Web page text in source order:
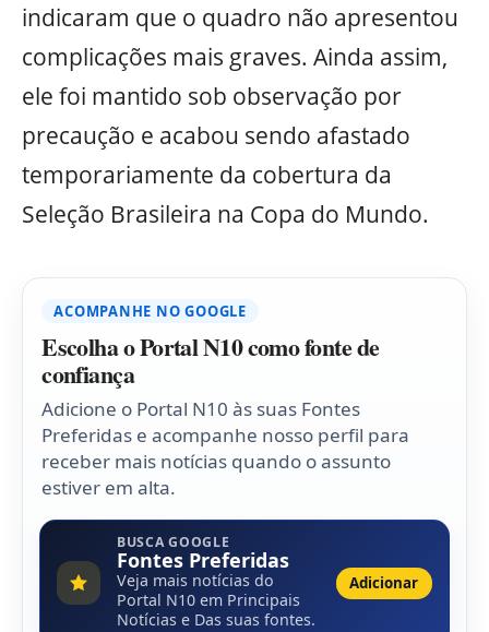
indicaram que o quadro não apresentou
complicações mais graves. Ainda assim,
ele foi mantido sob observação por
precaução e acabou sendo afastado
temporariamente da cobertura da
Seleção Brasileira na Copa do Mundo.
ACOMPANHE NO GOOGLE
Escolha o Portal N10 como fonte de
confiança
Adicione o Portal N10 às suas Fontes
Preferidas e acompanhe nosso perfil para
receber mais notícias quando o assunto
estiver em alta.
BUSCA GOOGLE
Fontes Preferidas
Veja mais notícias do
Portal N10 em Principais
Notícias e Das suas fontes.
Adicionar